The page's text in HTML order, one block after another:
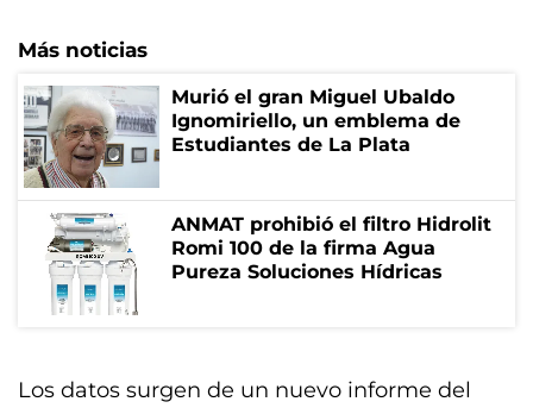
Más noticias
Murió el gran Miguel Ubaldo
Ignomiriello, un emblema de
Estudiantes de La Plata
ANMAT prohibió el filtro Hidrolit
Romi 100 de la firma Agua
Pureza Soluciones Hídricas
Los datos surgen de un nuevo informe del